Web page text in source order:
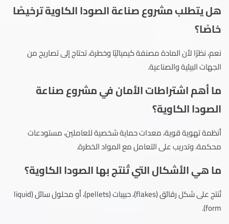
هل يتطلب مشروع صناعة الصودا الكاوية ترخيصًا
خاصًا؟
نعم، نظرًا لأن المادة مصنفة كيميائيًا وخطرة، تحتاج إلى تصاريح من
الجهات البيئية والصناعية.
ما أهم اشتراطات الأمان في مشروع صناعة
الصودا الكاوية؟
أنظمة تهوية قوية، معدات حماية شخصية للعاملين، مستودعات
محكمة، وتدريب على التعامل مع المواد الخطرة.
ما هي الأشكال التي تُنتج بها الصودا الكاوية؟
تُنتج على شكل رقائق (flakes)، حبيبات (pellets)، أو محلول سائل (liquid
form).